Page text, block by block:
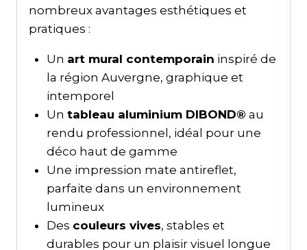
nombreux avantages esthétiques et
pratiques :
Un art mural contemporain inspiré de
la région Auvergne, graphique et
intemporel
Un tableau aluminium DIBOND® au
rendu professionnel, idéal pour une
déco haut de gamme
Une impression mate antireflet,
parfaite dans un environnement
lumineux
Des couleurs vives, stables et
durables pour un plaisir visuel longue